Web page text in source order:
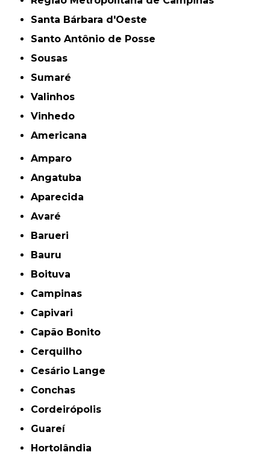
Santa Bárbara d'Oeste
Santo Antônio de Posse
Sousas
Sumaré
Valinhos
Vinhedo
americana
Amparo
Angatuba
Aparecida
Avaré
Barueri
Bauru
Boituva
Campinas
Capivari
Capão Bonito
Cerquilho
Cesário Lange
Conchas
Cordeirópolis
Guareí
Hortolândia